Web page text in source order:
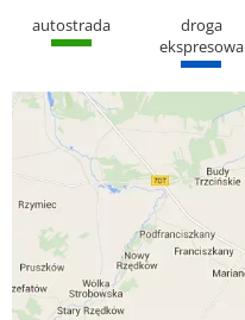
autostrada
droga
ekspresowa